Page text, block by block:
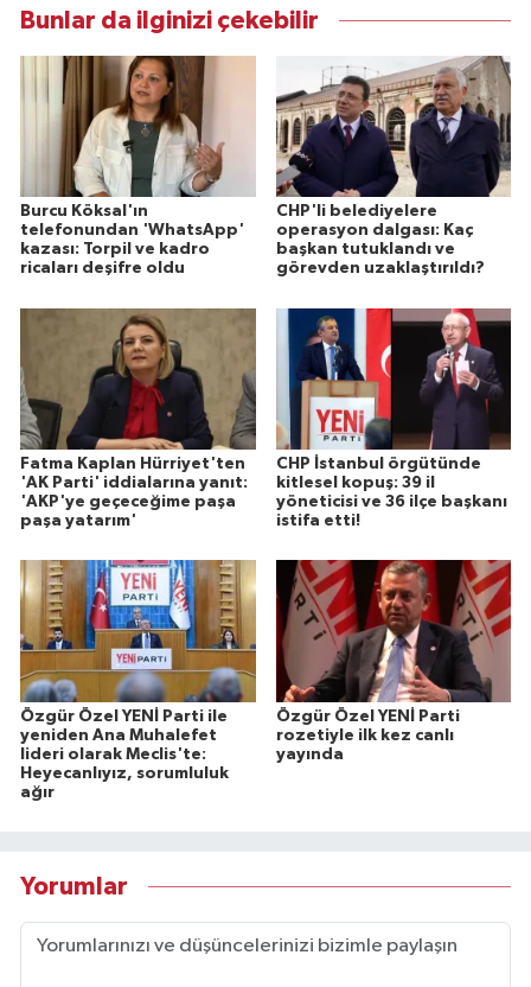
Bunlar da ilginizi çekebilir
Burcu Köksal'ın
telefonundan 'WhatsApp'
kazası: Torpil ve kadro
ricaları deşifre oldu
CHP'li belediyelere
operasyon dalgası: Kaç
başkan tutuklandı ve
görevden uzaklaştırıldı?
Fatma Kaplan Hürriyet'ten
'AK Parti' iddialarına yanıt:
'AKP'ye geçeceğime paşa
paşa yatarım'
CHP İstanbul örgütünde
kitlesel kopuş: 39 il
yöneticisi ve 36 ilçe başkanı
istifa etti!
Özgür Özel YENİ Parti ile
yeniden Ana Muhalefet
lideri olarak Meclis'te:
Heyecanlıyız, sorumluluk
ağır
Özgür Özel YENİ Parti
rozetiyle ilk kez canlı
yayında
Yorumlar